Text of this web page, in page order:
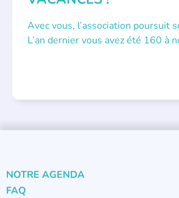
Avec vous, l’association poursuit
L’an dernier vous avez été 160 à
NOTRE AGENDA
FAQ